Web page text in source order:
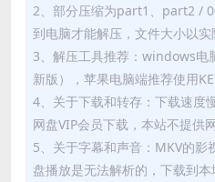
2、部分压缩为part1、part2 /
到电脑才能解压，文件大小以实
3、解压工具推荐：windows
新版），苹果电脑端推荐使用
4、关于下载和转存：下载速度
网盘VIP会员下载，本站不提供
5、关于字幕和声音：MKV的影
盘播放是无法解析的，下载到